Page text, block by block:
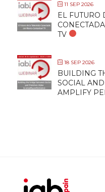
11 SEP 2026
EL FUTURO
TV
18 SEP 2026
BUILDING
SOCIAL
AMPLIFY